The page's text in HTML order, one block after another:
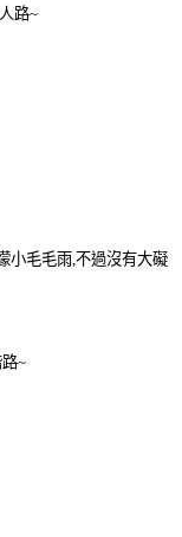
路~
小毛毛雨 不過沒有大礙
~